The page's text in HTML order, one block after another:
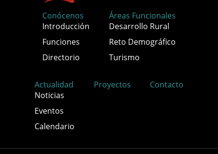
Conócenos
Introducción
Funciones
Directorio
Áreas Funcionales
Desarrollo Rural
Reto Demográfico
Turismo
Actualidad
Noticias
Eventos
Calendario
Proyectos Contacto